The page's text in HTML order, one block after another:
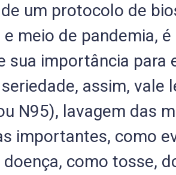
um protocolo de
meio de pandemia,
sua importância
assim,
N95), lavagem das
importantes, como
como tosse,